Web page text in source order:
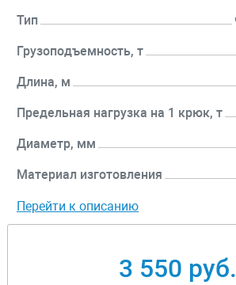
Тип
Грузоподъемность, т
Длина, м
Предельная нагрузка на 1 крюк, т
Диаметр, мм
Материал изготовления
Перейти к описанию
3 550 руб.